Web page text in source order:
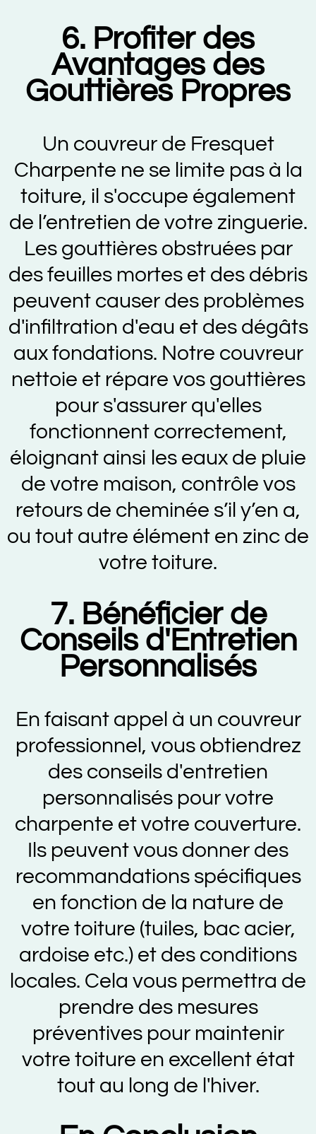
6. Profiter des
Avantages des
Gouttières Propres
Un couvreur de Fresquet
Charpente ne se limite pas à la
toiture, il s'occupe également
de l’entretien de votre zinguerie.
Les gouttières obstruées par
des feuilles mortes et des débris
peuvent causer des problèmes
d'infiltration d'eau et des dégâts
aux fondations. Notre couvreur
nettoie et répare vos gouttières
pour s'assurer qu'elles
fonctionnent correctement,
éloignant ainsi les eaux de pluie
de votre maison, contrôle vos
retours de cheminée s’il y’en a,
ou tout autre élément en zinc de
votre toiture.
7. Bénéficier de
Conseils d'Entretien
Personnalisés
En faisant appel à un couvreur
professionnel, vous obtiendrez
des conseils d'entretien
personnalisés pour votre
charpente et votre couverture.
Ils peuvent vous donner des
recommandations spécifiques
en fonction de la nature de
votre toiture (tuiles, bac acier,
ardoise etc.) et des conditions
locales. Cela vous permettra de
prendre des mesures
préventives pour maintenir
votre toiture en excellent état
tout au long de l'hiver.